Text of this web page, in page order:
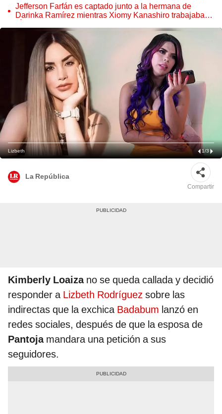
Jefferson Farfán es captado junto a la hermana de
Darinka Ramírez mientras Xiomy Kanashiro trabajaba:
Lizbeth 1/3
La República
Compartir
Kimberly Loaizano se queda callada y decidió
responder a Lizbeth Rodríguez sobre las
indirectas que la exchicaBadabum lanzó en
redes sociales, después de que la esposa de
Pantojamandara una petición a sus
seguidores.